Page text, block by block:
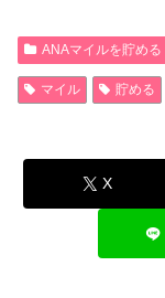
ANAマイルを貯める
マイル 貯める
X